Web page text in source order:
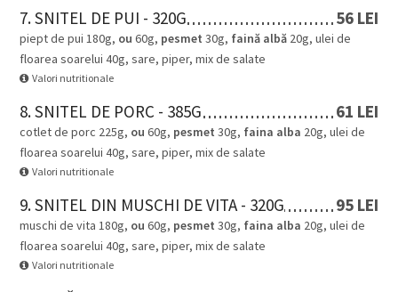
7. SNITEL DE PUI - 320G
piept de pui 180g, ou 60g, pesmet 30g, faină albă 20g, ulei de
floarea soarelui 40g, sare, piper, mix de salate
Valori nutritionale
56 LEI
8. SNITEL DE PORC - 385G
cotlet de porc 225g, ou 60g, pesmet 30g, faina alba 20g, ulei de
floarea soarelui 40g, sare, piper, mix de salate
Valori nutritionale
61 LEI
9. SNITEL DIN MUSCHI DE VITA - 320G
muschi de vita 180g, ou 60g, pesmet 30g, faina alba 20g, ulei de
floarea soarelui 40g, sare, piper, mix de salate
Valori nutritionale
95 LEI